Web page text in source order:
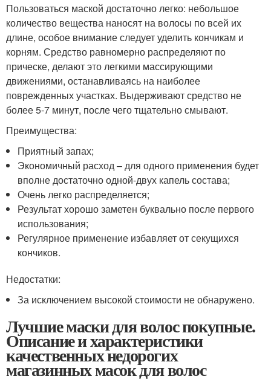
Пользоваться маской достаточно легко: небольшое
количество вещества наносят на волосы по всей их
длине, особое внимание следует уделить кончикам и
корням. Средство равномерно распределяют по
прическе, делают это легкими массирующими
движениями, останавливаясь на наиболее
поврежденных участках. Выдерживают средство не
более 5-7 минут, после чего тщательно смывают.
Преимущества:
Приятный запах;
Экономичный расход – для одного применения будет
вполне достаточно одной-двух капель состава;
Очень легко распределяется;
Результат хорошо заметен буквально после первого
использования;
Регулярное применение избавляет от секущихся
кончиков.
Недостатки:
За исключением высокой стоимости не обнаружено.
Лучшие маски для волос покупные.
Описание и характеристики
качественных недорогих
магазинных масок для волос